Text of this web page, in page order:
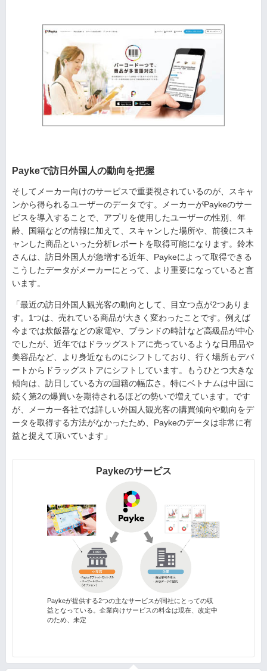
Paykeで訪日外国人の動向を把握
そしてメーカー向けのサービスで重要視されているのが、スキャ
ンから得られるユーザーのデータです。メーカーがPaykeのサー
ビスを導入することで、アプリを使用したユーザーの性別、年
齢、国籍などの情報に加えて、スキャンした場所や、前後にスキ
ャンした商品といった分析レポートを取得可能になります。鈴木
さんは、訪日外国人が急増する近年、Paykeによって取得できる
こうしたデータがメーカーにとって、より重要になっていると言
います。
「最近の訪日外国人観光客の動向として、目立つ点が2つありま
す。1つは、売れている商品が大きく変わったことです。例えば
今までは炊飯器などの家電や、ブランドの時計など高級品が中心
でしたが、近年ではドラッグストアに売っているような日用品や
美容品など、より身近なものにシフトしており、行く場所もデパ
ートからドラッグストアにシフトしています。もうひとつ大きな
傾向は、訪日している方の国籍の幅広さ。特にベトナムは中国に
続く第2の爆買いを期待されるほどの勢いで増えています。です
が、メーカー各社では詳しい外国人観光客の購買傾向や動向をデ
ータを取得する方法がなかったため、Paykeのデータは非常に有
益と捉えて頂いています」
Paykeのサービス
Paykeが提供する2つの主なサービスが同社にとっての収
益となっている。企業向けサービスの料金は現在、改定中
のため、未定